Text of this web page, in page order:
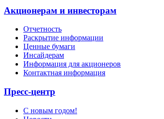
Акционерам и инвесторам
Отчетность
Раскрытие информации
Ценные бумаги
Инсайдерам
Информация для акционеров
Контактная информация
Пресс-центр
С новым годом!